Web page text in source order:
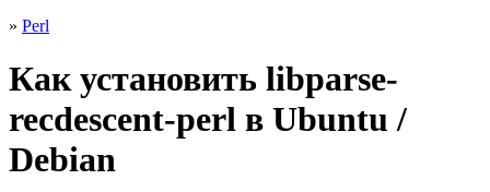
для
» Perl
Как установить libparse-
recdescent-perl в Ubuntu /
Debian